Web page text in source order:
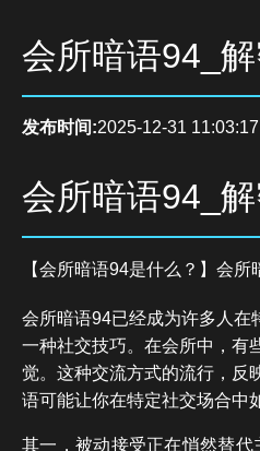
会所暗语94_
发布时间:2025-12-31 11:03:17
会所暗语94_
【会所暗语94是什么？】会
会所暗语94已经成为许多人在
一种社交技巧。在会所中，有
觉。这种交流方式的流行，反
语可能让你在特定社交场合中
其一，被动接受正在悄然替